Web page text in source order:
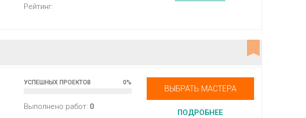
Рейтинг:
УСПЕШНЫХ ПРОЕКТОВ 0%
Выполнено работ: 0
ВЫБРАТЬ МАСТЕРА
ПОДРОБНЕЕ